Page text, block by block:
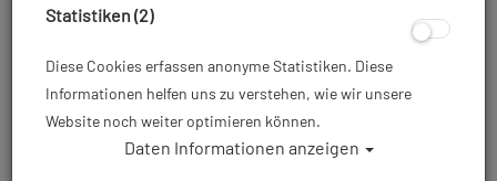
Statistiken (2)
Diese Cookies erfassen anonyme Statistiken. Diese
Informationen helfen uns zu verstehen, wie wir unsere
Website noch weiter optimieren können.
Daten Informationen anzeigen